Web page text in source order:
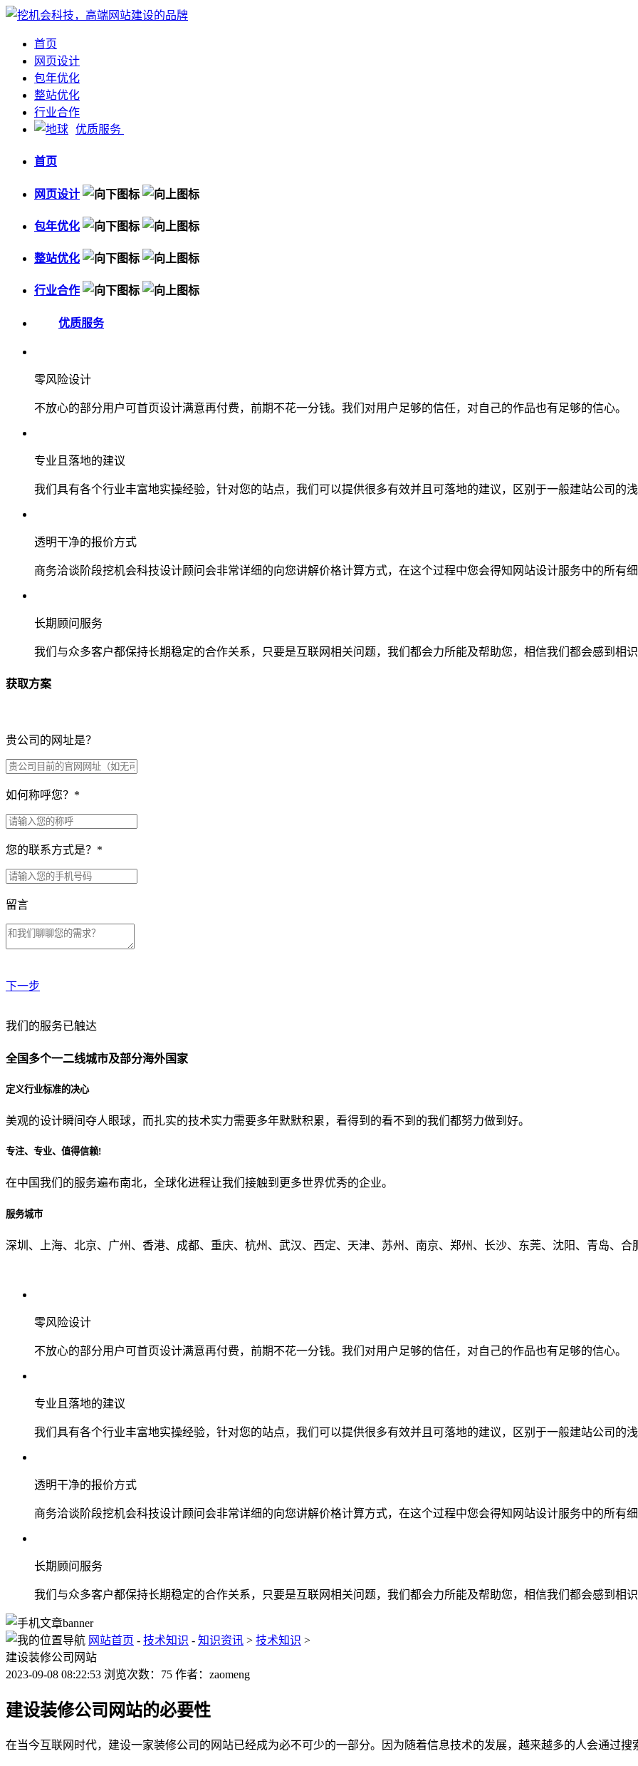
首页
网页设计
包年优化
整站优化
行业合作
优质服务
首页
网页设计
包年优化
整站优化
行业合作
优质服务
零风险设计
不放心的部分用户可首页设计满意再付费，前期不花一分钱。我们对用户足够的信任，对自己的作品也有足够的信心。
专业且落地的建议
我们具有各个行业丰富地实操经验，针对您的站点，我们可以提供很多有效并且可落地的建议，区别于一般建站公司的
透明干净的报价方式
商务洽谈阶段挖机会科技设计顾问会非常详细的向您讲解价格计算方式，在这个过程中您会得知网站设计服务中的所有
长期顾问服务
我们与众多客户都保持长期稳定的合作关系，只要是互联网相关问题，我们都会力所能及帮助您，相信我们都会感到相
获取方案
贵公司的网址是？
如何称呼您？ *
您的联系方式是？ *
留言
下一步
贵公司预算范围是？
贵公司的团队规模是？
从哪里了解到我们？
我们的服务已触达
全国多个一二线城市及部分海外国家
定义行业标准的决心
美观的设计瞬间夺人眼球，而扎实的技术实力需要多年默默积累，看得到的看不到的我们都努力做到好。
专注、专业、值得信赖!
在中国我们的服务遍布南北，全球化进程让我们接触到更多世界优秀的企业。
服务城市
深圳、上海、北京、广州、香港、成都、重庆、杭州、武汉、西定、天津、苏州、南京、郑州、长沙、东莞、沈阳、青岛、合
零风险设计
不放心的部分用户可首页设计满意再付费，前期不花一分钱。我们对用户足够的信任，对自己的作品也有足够的信心。
专业且落地的建议
我们具有各个行业丰富地实操经验，针对您的站点，我们可以提供很多有效并且可落地的建议，区别于一般建站公司的
透明干净的报价方式
商务洽谈阶段挖机会科技设计顾问会非常详细的向您讲解价格计算方式，在这个过程中您会得知网站设计服务中的所有
长期顾问服务
我们与众多客户都保持长期稳定的合作关系，只要是互联网相关问题，我们都会力所能及帮助您，相信我们都会感到相
网站首页 - 技术知识 - 知识资讯 > 技术知识 >
建设装修公司网站
2023-09-08 08:22:53 浏览次数：75 作者：zaomeng
建设装修公司网站的必要性
在当今互联网时代，建设一家装修公司的网站已经成为必不可少的一部分。因为随着信息技术的发展，越来越多的人会通过